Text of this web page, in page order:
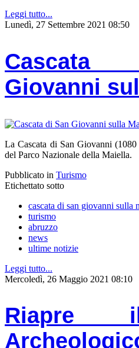
Leggi tutto...
Lunedì, 27 Settembre 2021 08:50
Giovanni
La Cascata di San Giovanni
del Parco Nazionale della Maiella.
Pubblicato in Turismo
Etichettato sotto
cascata di san giovanni sulla
turismo
abruzzo
news
ultime notizie
Leggi tutto...
Mercoledì, 26 Maggio 2021 08:10
Riapre